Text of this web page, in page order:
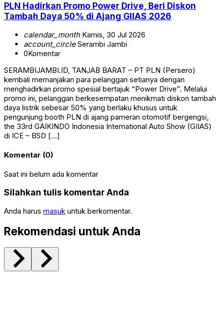
PLN Hadirkan Promo Power Drive, Beri Diskon
Tambah Daya 50% di Ajang GIIAS 2026
calendar_monthKamis, 30 Jul 2026
account_circleSerambi Jambi
0Komentar
SERAMBIJAMBI.ID, TANJAB BARAT – PT PLN (Persero)
kembali memanjakan para pelanggan setianya dengan
menghadirkan promo spesial bertajuk “Power Drive”. Melalui
promo ini, pelanggan berkesempatan menikmati diskon tambah
daya listrik sebesar 50% yang berlaku khusus untuk
pengunjung booth PLN di ajang pameran otomotif bergengsi,
the 33rd GAIKINDO Indonesia International Auto Show (GIIAS)
di ICE – BSD […]
Komentar (0)
Saat ini belum ada komentar
Silahkan tulis komentar Anda
Anda harus masuk untuk berkomentar.
Rekomendasi untuk Anda